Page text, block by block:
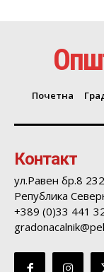
Почетна
Контакт
ул.Равен бр.8
Република
+389 (0)33 441